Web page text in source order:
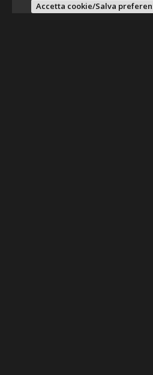
Accetta cookie/Salva